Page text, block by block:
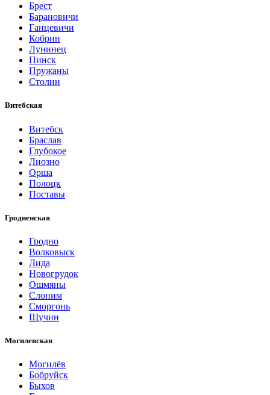
Брест
Барановичи
Ганцевичи
Кобрин
Лунинец
Пинск
Пружаны
Столин
Витебская
Витебск
Браслав
Глубокое
Лиозно
Орша
Полоцк
Поставы
Гродненская
Гродно
Волковыск
Лида
Новогрудок
Ошмяны
Слоним
Сморгонь
Щучин
Могилевская
Могилёв
Бобруйск
Быхов